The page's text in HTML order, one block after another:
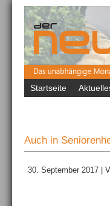
Startseite
Auch in
30. September 2017 |